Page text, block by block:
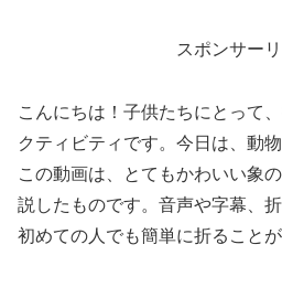
スポンサー
こんにちは！子供たちにとって
クティビティです。今日は、動
この動画は、とてもかわいい象
説したものです。音声や字幕、
初めての人でも簡単に折ることが